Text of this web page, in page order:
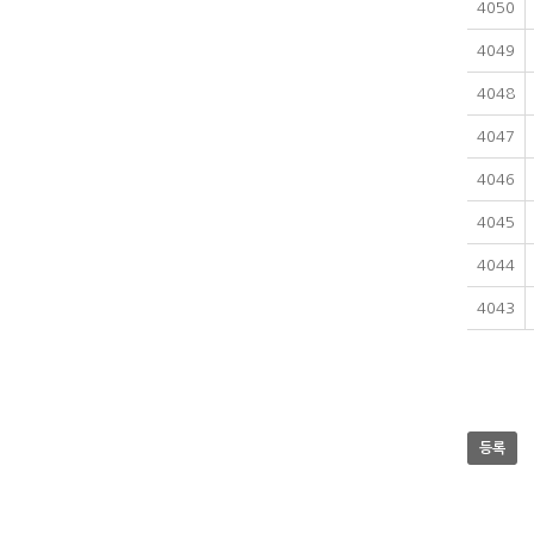
4050
4049
4048
4047
4046
4045
4044
4043
등록